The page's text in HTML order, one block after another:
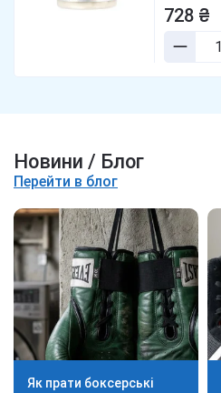
728 ₴
Новини / Блог
Перейти в блог
Як прати боксерські